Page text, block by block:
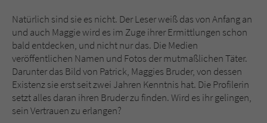
Natürlich sind sie es nicht. Der Leser weiß das von Anfang an
und auch Maggie wird es im Zuge ihrer Ermittlungen schon
bald entdecken, und nicht nur das. Die Medien
veröffentlichen Namen und Fotos der mutmaßlichen Täter.
Darunter das Bild von Patrick, Maggies Bruder, von dessen
Existenz sie erst seit zwei Jahren Kenntnis hat. Die Profilerin
setzt alles daran ihren Bruder zu finden. Wird es ihr gelingen,
sein Vertrauen zu erlangen?